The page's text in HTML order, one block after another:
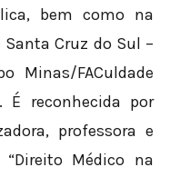
bem como na
Santa Cruz do Sul –
Minas/FACuldade
É reconhecida por
professora e
Médico na